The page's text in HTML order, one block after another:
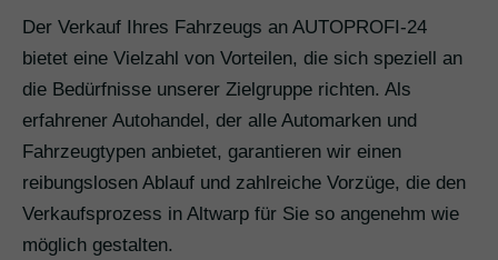
Der Verkauf Ihres Fahrzeugs an AUTOPROFI-24
bietet eine Vielzahl von Vorteilen, die sich speziell an
die Bedürfnisse unserer Zielgruppe richten. Als
erfahrener Autohandel, der alle Automarken und
Fahrzeugtypen anbietet, garantieren wir einen
reibungslosen Ablauf und zahlreiche Vorzüge, die den
Verkaufsprozess in Altwarp für Sie so angenehm wie
möglich gestalten.